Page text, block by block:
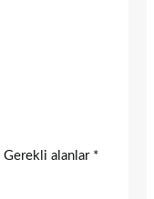
Gerekli alanlar *